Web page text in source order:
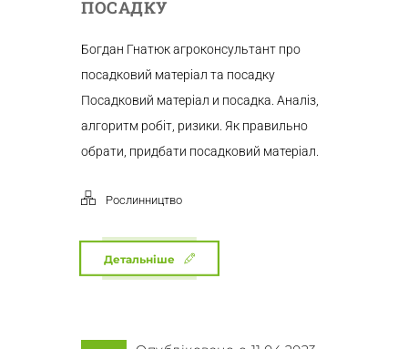
ПОСАДКУ
Богдан Гнатюк агроконсультант про
посадковий матеріал та посадку
Посадковий матеріал и посадка. Аналіз,
алгоритм робіт, ризики. Як правильно
обрати, придбати посадковий матеріал.
Рослинництво
Детальніше